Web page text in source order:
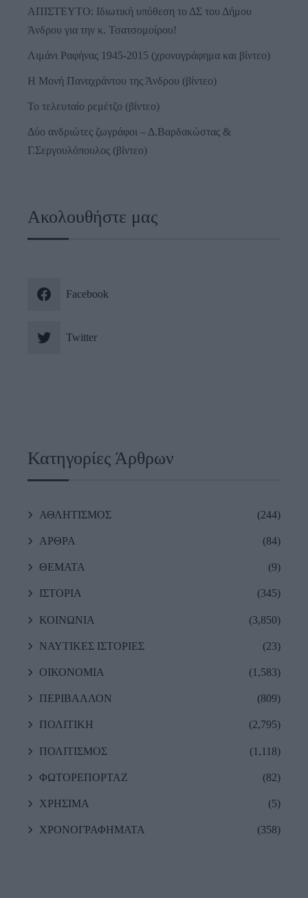
ΑΠΙΣΤΕΥΤΟ: Ιδιωτική υπόθεση το ΔΣ του Δήμου
Άνδρου για την κ. Τσατσομοίρου!
Λιμάνι Ραφήνας 1945-2015 (χρονογράφημα και βίντεο)
Η Μονή Παναχράντου της Άνδρου (βίντεο)
Το τελευταίο ρεμέτζο (βίντεο)
Δύο ανδριώτες ζωγράφοι – Δ.Βαρδακώστας &
Γ.Σεργουλόπουλος (βίντεο)
Ακολουθήστε μας
Facebook
Twitter
Κατηγορίες Άρθρων
ΑΘΛΗΤΙΣΜΟΣ (244)
ΑΡΘΡΑ (84)
ΘΕΜΑΤΑ (9)
ΙΣΤΟΡΙΑ (345)
ΚΟΙΝΩΝΙΑ (3,850)
ΝΑΥΤΙΚΕΣ ΙΣΤΟΡΙΕΣ (23)
ΟΙΚΟΝΟΜΙΑ (1,583)
ΠΕΡΙΒΑΛΛΟΝ (809)
ΠΟΛΙΤΙΚΗ (2,795)
ΠΟΛΙΤΙΣΜΟΣ (1,118)
ΦΩΤΟΡΕΠΟΡΤΑΖ (82)
ΧΡΗΣΙΜΑ (5)
ΧΡΟΝΟΓΡΑΦΗΜΑΤΑ (358)